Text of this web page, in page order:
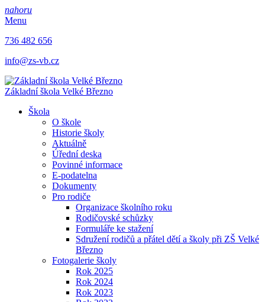
nahoru
Menu
736 482 656
info@zs-vb.cz
Základní škola Velké Březno
Škola
O škole
Historie školy
Aktuálně
Úřední deska
Povinné informace
E-podatelna
Dokumenty
Pro rodiče
Organizace školního roku
Rodičovské schůzky
Formuláře ke stažení
Sdružení rodičů a přátel dětí a školy při ZŠ Velké
Březno
Fotogalerie školy
Rok 2025
Rok 2024
Rok 2023